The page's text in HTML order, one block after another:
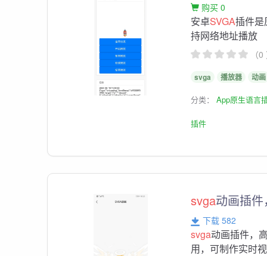
购买 0
安卓SVGA插件是
持网络地址播放
（
svga 播放器 动画
分类：App原生语言
插件
svga动画插
下载 582
svga动画插件，
用，可制作实时